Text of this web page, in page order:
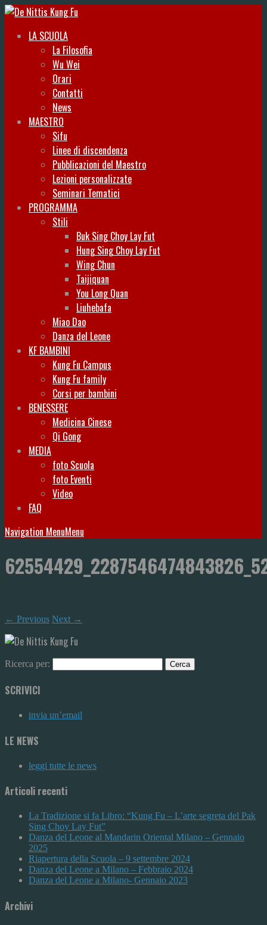
LA SCUOLA
La Filosofia
Wu Wei
Orari
Contatti
News
MAESTRO
Sifu
Linee di discendenza
Pubblicazioni del Maestro
Lezioni personalizzate
Seminari Tematici
PROGRAMMA
Stili
Buk Sing Choy Lay Fut
Hung Sing Choy Lay Fut
Wing Chun
Taijiquan
You Long Quan
Liuhebafa
Miao Dao
Danza del Leone
KF BAMBINI
Kung Fu Campus
Kung Fu family
Corsi per bambini
BENESSERE
Medicina Cinese
Qi Gong
MEDIA
foto Scuola
foto Eventi
Video
FAQ
Navigation MenuMenu
← Previous Next →
Ricerca per:
SCRIVICI
invia un’email
LE NEWS
leggi tutte le news
Articoli recenti
La Tradizione si fa Libro: “Kung Fu – L’arte segreta del Pak
Sing Choy Lay Fut”
Danza del Leone al Mandarin Oriental Milano – Gennaio
2025
Riapertura della Scuola – 9 settembre 2024
Danza del Leone a Milano – Febbraio 2024
Danza del Leone a Milano- Gennaio 2023
Archivi